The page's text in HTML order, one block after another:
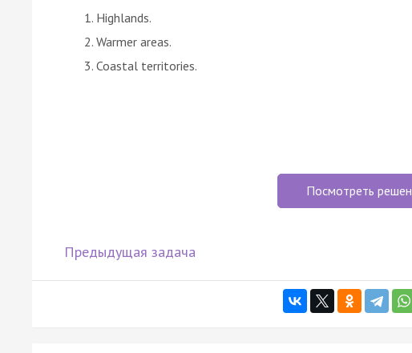
Highlands.
Warmer areas.
Coastal territories.
Посмотреть
Предыдущая задача